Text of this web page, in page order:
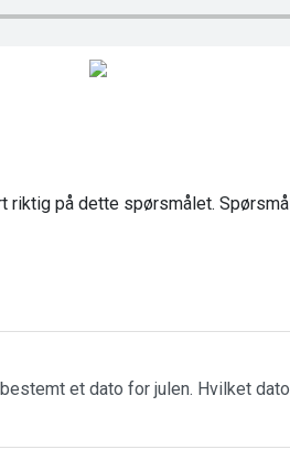
riktig på dette spørsmålet.
et dato for julen. Hvilket